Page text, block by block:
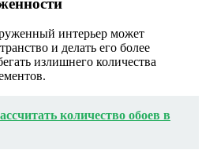
интерьер может
и делать его более
излишнего количества
количество обоев в